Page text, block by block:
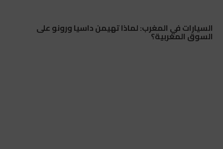
السيارات في المغرب: لماذا تهيمن داسيا ورونو على
السوق المغربية؟